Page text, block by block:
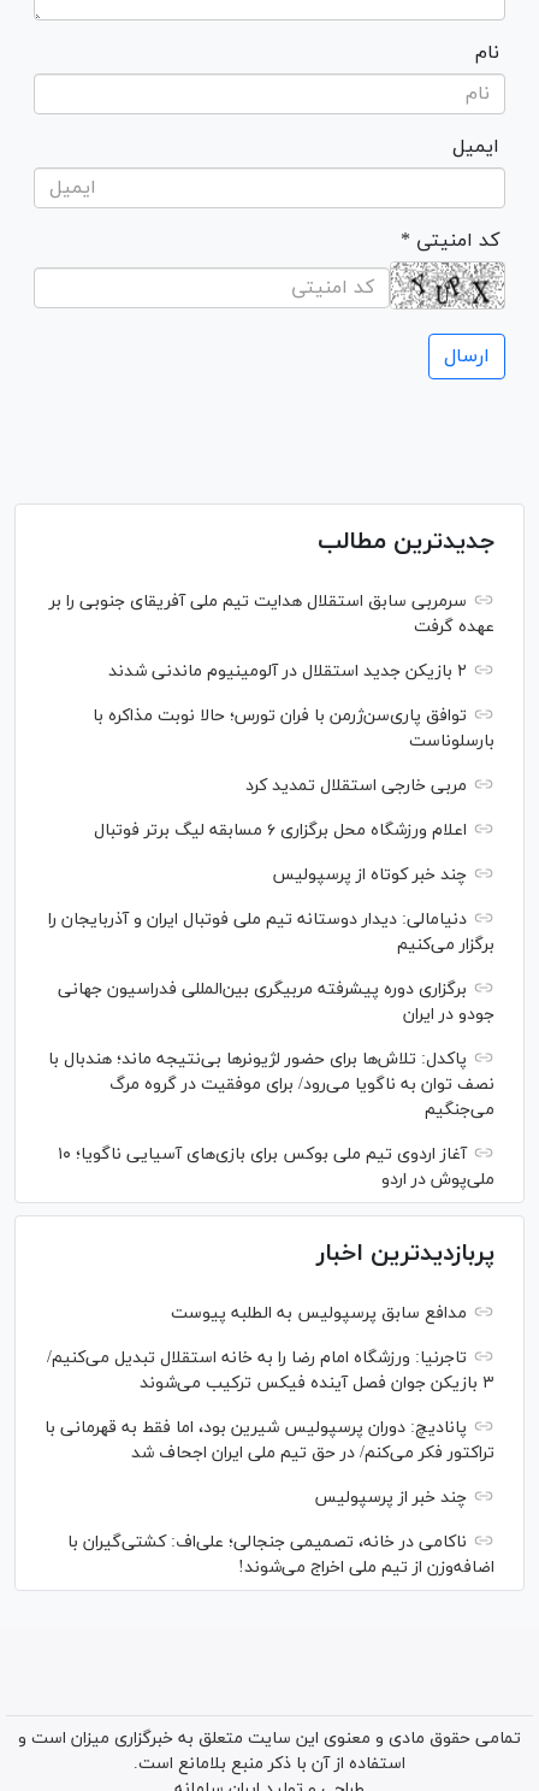
نام
ایمیل
* کد امنیتی
جدیدترین مطالب
سرمربی سابق استقلال هدایت تیم ملی آفریقای جنوبی را بر
عهده گرفت
۲ بازیکن جدید استقلال در آلومینیوم ماندنی شدند
توافق پاری‌سن‌ژرمن با فران تورس؛ حالا نوبت مذاکره با
بارسلوناست
مربی خارجی استقلال تمدید کرد
اعلام ورزشگاه محل برگزاری ۶ مسابقه لیگ برتر فوتبال
چند خبر کوتاه از پرسپولیس
دنیامالی: دیدار دوستانه تیم ملی فوتبال ایران و آذربایجان را
برگزار می‌کنیم
برگزاری دوره پیشرفته مربیگری بین‌المللی فدراسیون جهانی
جودو در ایران
پاکدل: تلاش‌ها برای حضور لژیونر‌ها بی‌نتیجه ماند؛ هندبال با
نصف توان به ناگویا می‌رود/ برای موفقیت در گروه مرگ
می‌جنگیم
آغاز اردوی تیم ملی بوکس برای بازی‌های آسیایی ناگویا؛ ۱۰
ملی‌پوش در اردو
پربازدیدترین اخبار
مدافع سابق پرسپولیس به الطلبه پیوست
تاجرنیا: ورزشگاه امام رضا را به خانه استقلال تبدیل می‌کنیم/
۳ بازیکن جوان فصل آینده فیکس ترکیب می‌شوند
پانادیچ: دوران پرسپولیس شیرین بود، اما فقط به قهرمانی با
تراکتور فکر می‌کنم/ در حق تیم ملی ایران اجحاف شد
چند خبر از پرسپولیس
ناکامی در خانه، تصمیمی جنجالی؛ علی‌اف: کشتی‌گیران با
اضافه‌وزن از تیم ملی اخراج می‌شوند!
تمامی حقوق مادی و معنوی این سایت متعلق به خبرگزاری میزان است و
استفاده از آن با ذکر منبع بلامانع است.